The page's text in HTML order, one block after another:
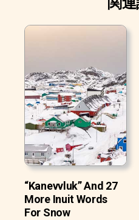
“Kanevvluk” And 27
More Inuit Words
For Snow